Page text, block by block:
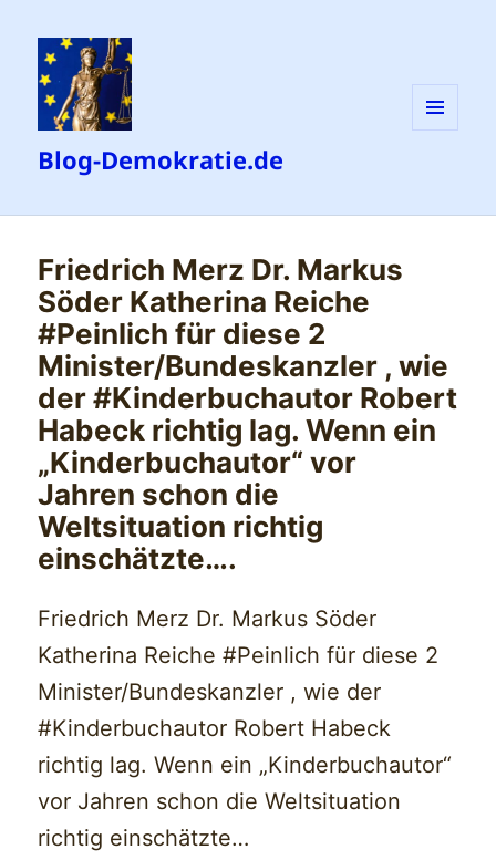
Blog-Demokratie.de
Friedrich Merz Dr. Markus
Söder Katherina Reiche
#Peinlich für diese 2
Minister/Bundeskanzler , wie
der #Kinderbuchautor Robert
Habeck richtig lag. Wenn ein
„Kinderbuchautor“ vor
Jahren schon die
Weltsituation richtig
einschätzte….
Friedrich Merz Dr. Markus Söder
Katherina Reiche #Peinlich für diese 2
Minister/Bundeskanzler , wie der
#Kinderbuchautor Robert Habeck
richtig lag. Wenn ein „Kinderbuchautor“
vor Jahren schon die Weltsituation
richtig einschätzte…